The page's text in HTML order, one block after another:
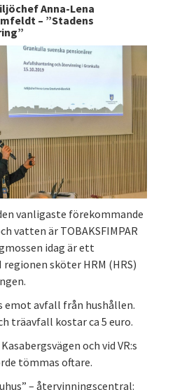
Anna-Lena
– ”Stadens
vanligaste förekommande
vatten är TOBAKSFIMPAR
idag är ett
sköter HRM (HRS)
emot avfall från hushållen.
träavfall kostar ca 5 euro.
och vid VR:s
tömmas oftare.
– återvinningscentral: